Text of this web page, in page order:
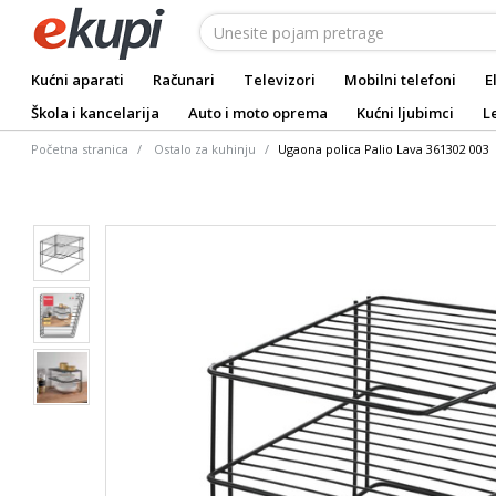
Kućni aparati Računari Televizori Mobilni telefoni
Škola i kancelarija
Auto i moto oprema Kućni ljubimci
Početna stranica Ostalo za kuhinju Ugaona polica Palio Lava 361302 003